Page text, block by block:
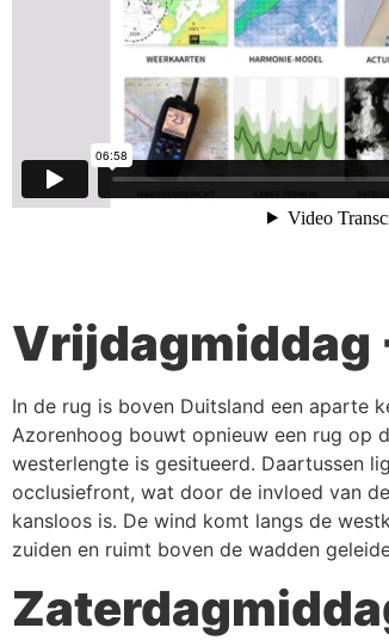
Vrijdagmiddag
In de rug is boven Duitsland een aparte
Azorenhoog bouwt opnieuw een rug op
westerlengte is gesitueerd. Daartussen
occlusiefront, wat door de invloed van
kansloos is. De wind komt langs de
zuiden en ruimt boven de wadden